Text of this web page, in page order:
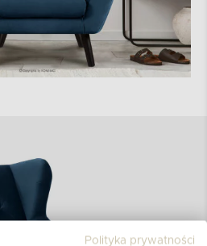
Polityka prywatności